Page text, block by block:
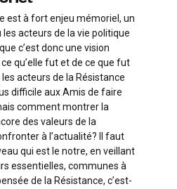
est à fort enjeu mémoriel, un
acteurs de la vie politique
c’est donc une vision
qu’elle fut et de ce que fut
acteurs de la Résistance
difficile aux Amis de faire
comment montrer la
des valeurs de la
à l’actualité? Il faut
qui est le notre, en veillant
essentielles, communes à
de la Résistance, c’est-